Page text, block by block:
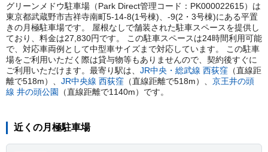
グリーンメドウ駐車場（Park Direct管理コード：PK000022615）は
東京都武蔵野市吉祥寺南町5-14-8(1号棟)、-9(2・3号棟)にある平置
きの月極駐車場です。 屋根なしで舗装された駐車スペースを提供し
ており、料金は27,830円です。 この駐車スペースは24時間利用可能
で、対応車両例として中型車サイズまで対応しています。 この駐車
場をご利用いただく際は貸与物等もありませんので、契約後すぐに
ご利用いただけます。 最寄り駅は、 JR中央・総武線 西荻窪 （直線距
離で518m） JR中央線 西荻窪 （直線距離で518m）
京王井の頭
線 井の頭公園 （直線距離で1140m） です。
近くの月極駐車場